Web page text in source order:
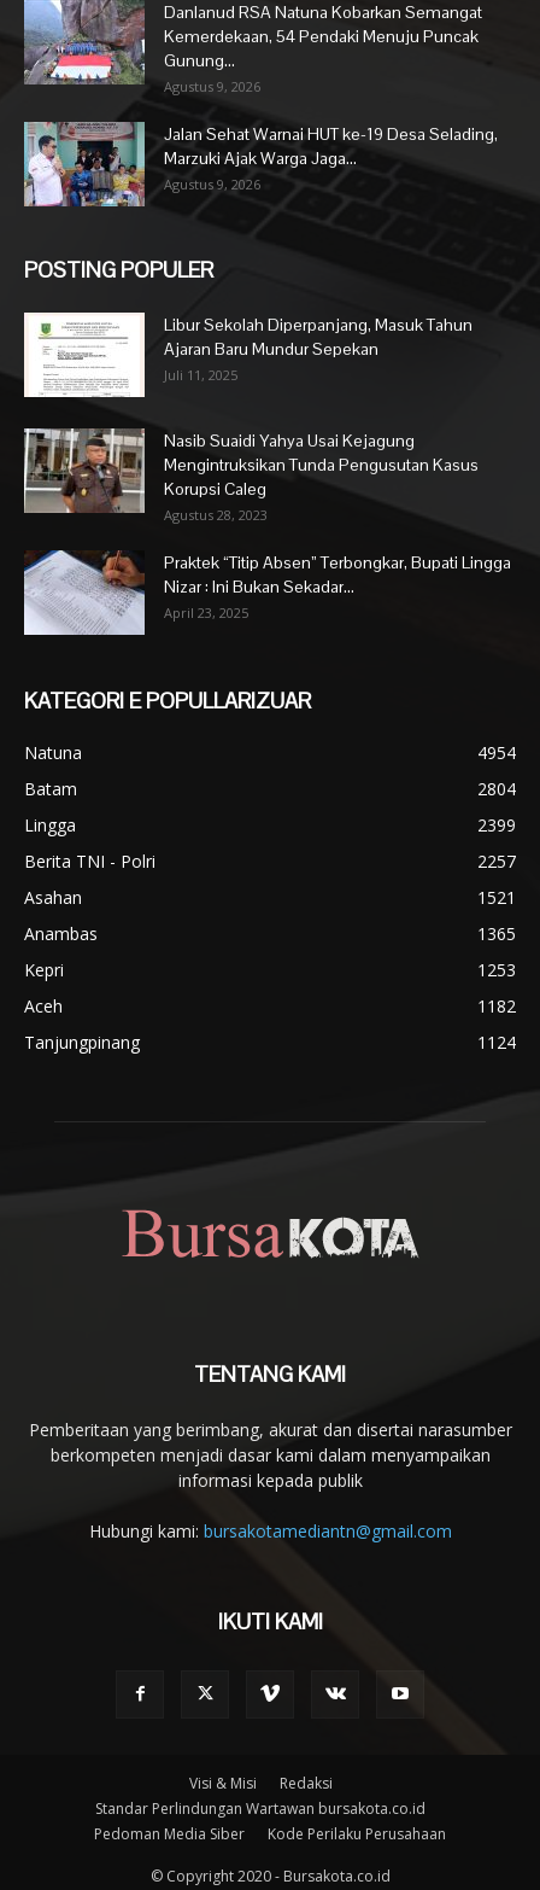
Danlanud RSA Natuna Kobarkan Semangat
Kemerdekaan, 54 Pendaki Menuju Puncak
Gunung...
Agustus 9, 2026
Jalan Sehat Warnai HUT ke-19 Desa Selading,
Marzuki Ajak Warga Jaga...
Agustus 9, 2026
POSTING POPULER
Libur Sekolah Diperpanjang, Masuk Tahun
Ajaran Baru Mundur Sepekan
Juli 11, 2025
Nasib Suaidi Yahya Usai Kejagung
Mengintruksikan Tunda Pengusutan Kasus
Korupsi Caleg
Agustus 28, 2023
Praktek “Titip Absen” Terbongkar, Bupati Lingga
Nizar : Ini Bukan Sekadar...
April 23, 2025
KATEGORI E POPULLARIZUAR
Natuna
4954
Batam
2804
Lingga
2399
Berita TNI - Polri
2257
Asahan
1521
Anambas
1365
Kepri
1253
Aceh
1182
Tanjungpinang
1124
TENTANG KAMI
Pemberitaan yang berimbang, akurat dan disertai narasumber
berkompeten menjadi dasar kami dalam menyampaikan
informasi kepada publik
Hubungi kami: bursakotamediantn@gmail.com
IKUTI KAMI
Visi & Misi
Redaksi
Standar Perlindungan Wartawan bursakota.co.id
Pedoman Media Siber
Kode Perilaku Perusahaan
© Copyright 2020 - Bursakota.co.id